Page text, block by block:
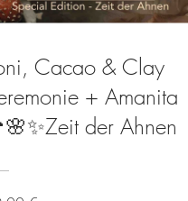
Cacao & Clay
+ Amanita
der Ahnen